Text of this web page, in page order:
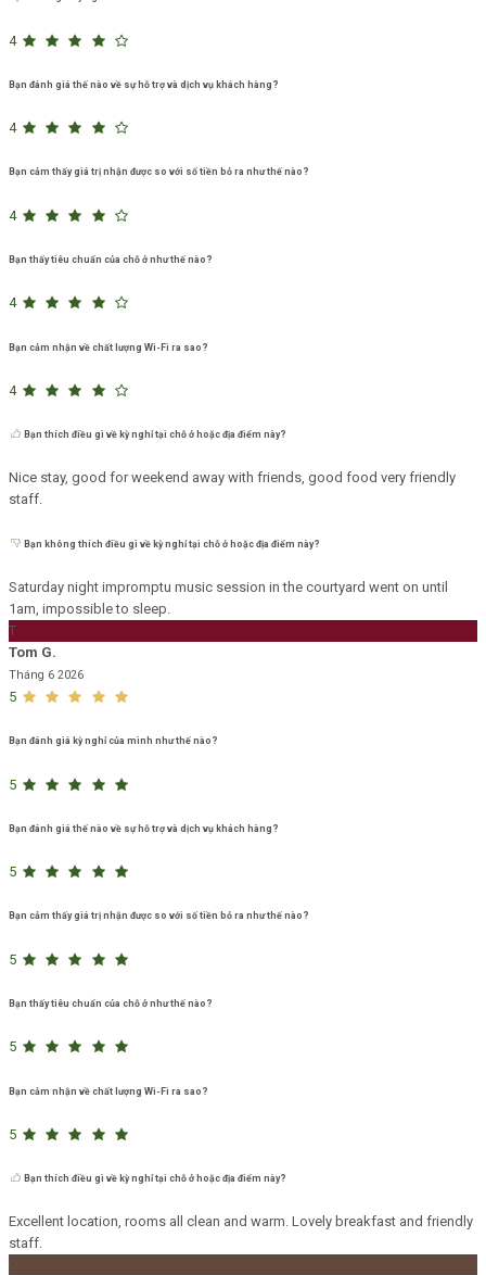
4
Bạn đánh giá thế nào về sự hỗ trợ và dịch vụ khách hàng?
4
Bạn cảm thấy giá trị nhận được so với số tiền bỏ ra như thế nào?
4
Bạn thấy tiêu chuẩn của chỗ ở như thế nào?
4
Bạn cảm nhận về chất lượng Wi-Fi ra sao?
4
Bạn thích điều gì về kỳ nghỉ tại chỗ ở hoặc địa điểm này?
Nice stay, good for weekend away with friends, good food very friendly
staff.
Bạn không thích điều gì về kỳ nghỉ tại chỗ ở hoặc địa điểm này?
Saturday night impromptu music session in the courtyard went on until
1am, impossible to sleep.
T
Tom G.
Tháng 6 2026
5
Bạn đánh giá kỳ nghỉ của mình như thế nào?
5
Bạn đánh giá thế nào về sự hỗ trợ và dịch vụ khách hàng?
5
Bạn cảm thấy giá trị nhận được so với số tiền bỏ ra như thế nào?
5
Bạn thấy tiêu chuẩn của chỗ ở như thế nào?
5
Bạn cảm nhận về chất lượng Wi-Fi ra sao?
5
Bạn thích điều gì về kỳ nghỉ tại chỗ ở hoặc địa điểm này?
Excellent location, rooms all clean and warm. Lovely breakfast and friendly
staff.
D